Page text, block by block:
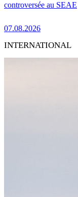
controversée au SEAE
07.08.2026
INTERNATIONAL